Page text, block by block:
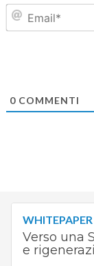
0COMMENTI
WHITEPAPER
Verso una
e